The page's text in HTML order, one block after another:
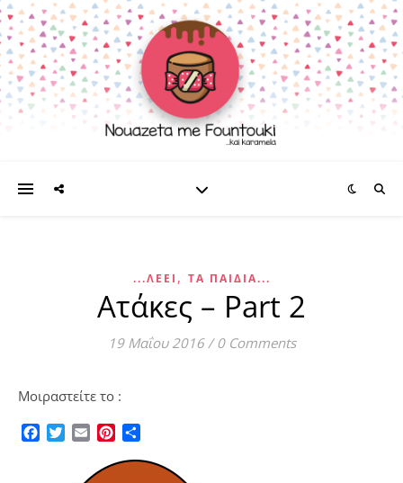
...ΛΈΕΙ , ΤΑ ΠΑΙΔΊΑ...
Ατάκες – Part 2
19 Μαΐου 2016 / 0 Comments
Μοιραστείτε το :
Facebook
TwitterEmailPinterest